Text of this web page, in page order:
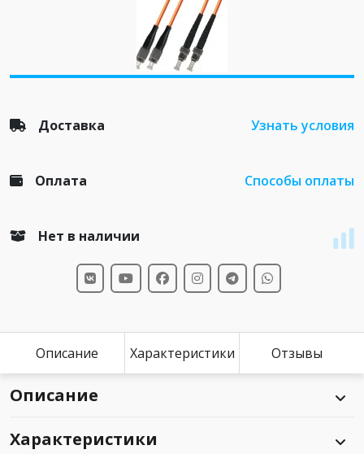
Доставка Узнать условия
Оплата Способы оплаты
Нет в наличии
Описание Характеристики Отзывы
Описание
Характеристики